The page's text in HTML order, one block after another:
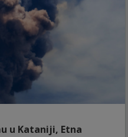
u Kataniji, Etna